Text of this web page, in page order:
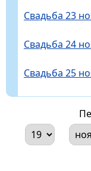
Свадьба 23
Свадьба 24
Свадьба 25